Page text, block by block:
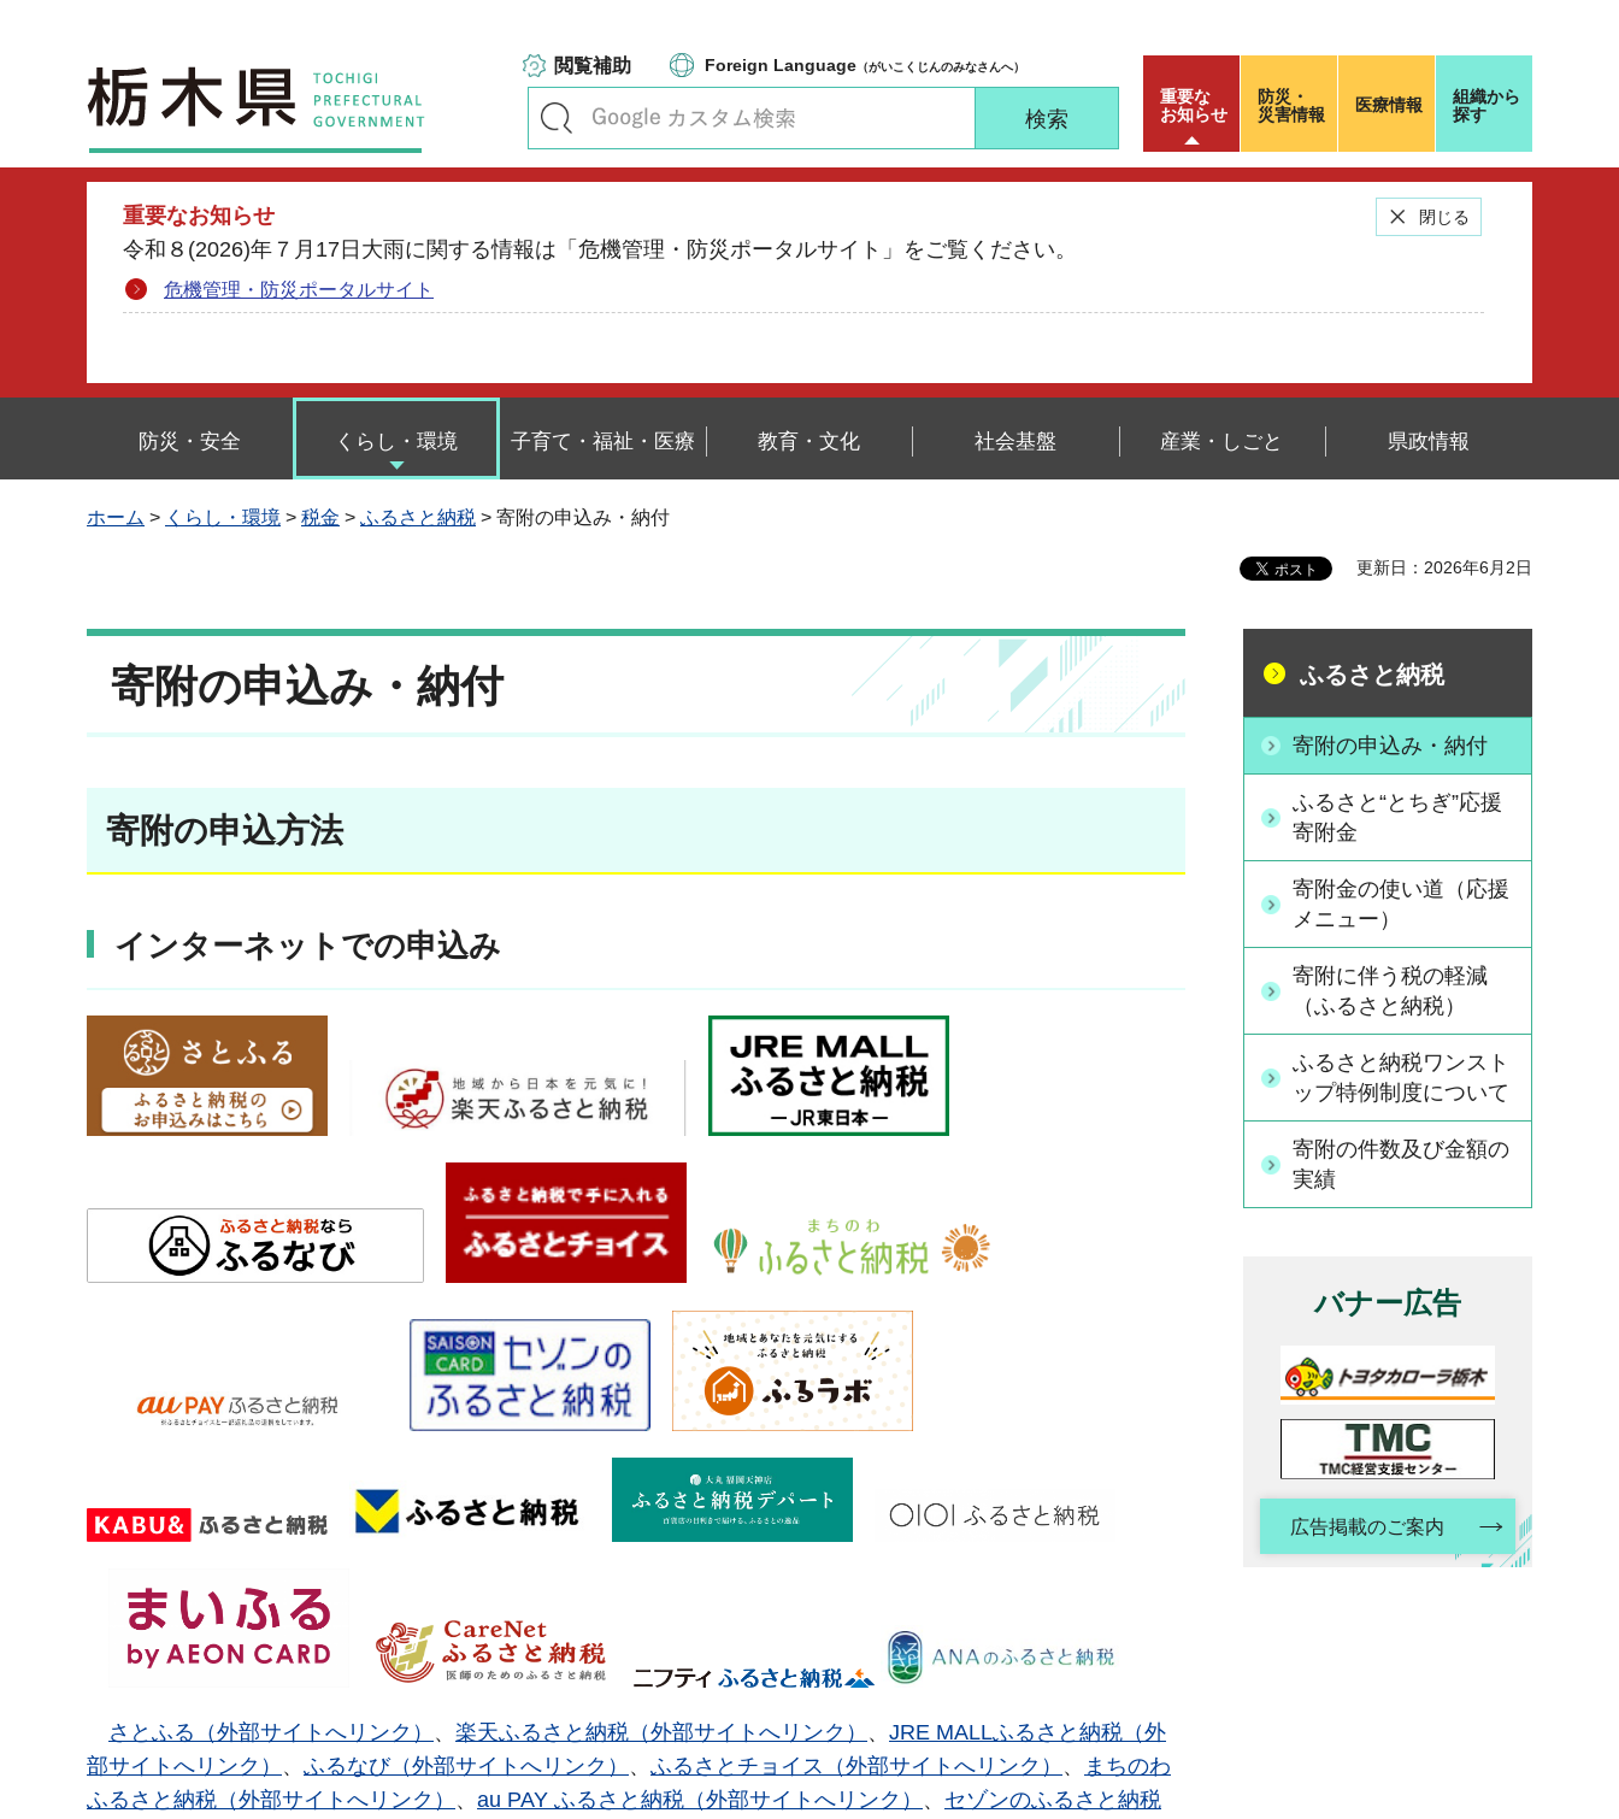
栃木県
閲覧補助 Foreign Language （がいこくじんのみなさんへ）
重要な
お知らせ
重要なお知らせ
令和８(2026)年７月17日大雨に関する情報は「危機管理・防災ポータルサイト」をご覧ください。
危機管理・防災ポータルサイト
閉じる
防災・
災害情報
医療情報
組織から
探す
防災・安全 くらし・環境 子育て・福祉・医療 教育・文化 社会基盤 産業・しごと 県政情報
ホーム > くらし・環境 > 税金 > ふるさと納税 > 寄附の申込み・納付
更新日：2026年6月2日
寄附の申込み・納付
寄附の申込方法
インターネットでの申込み
さとふる（外部サイトへリンク） 、 楽天ふるさと納税（外部サイトへリンク） 、 JRE MALLふるさと納税（外
部サイトへリンク） 、 ふるなび（外部サイトへリンク） 、 ふるさとチョイス（外部サイトへリンク） 、
まちのわ
ふるさと納税（外部サイトへリンク） 、 au PAY ふるさと納税（外部サイトへリンク） 、 セゾンのふるさと納税
ふるさと納税
寄附の申込み・納付
ふるさと“とちぎ”応援
寄附金
寄附金の使い道（応援
メニュー）
寄附に伴う税の軽減
（ふるさと納税）
ふるさと納税ワンスト
ップ特例制度について
寄附の件数及び金額の
実績
バナー広告
広告掲載のご案内